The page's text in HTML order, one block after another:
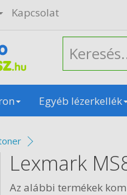
Kapcsolat
Egyéb lézerkellék
Lexmark
Az alábbi termékek